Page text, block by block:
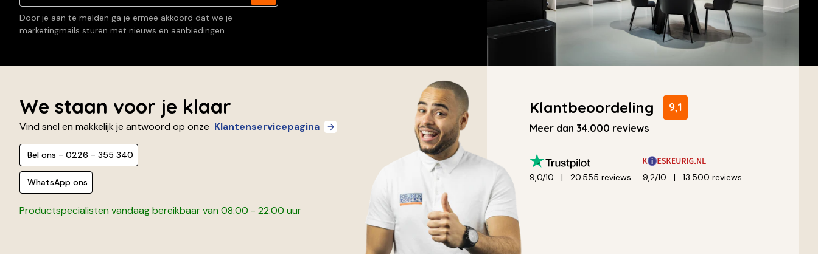
Door je aan te melden ga je ermee akkoord dat we je
marketingmails sturen met nieuws en aanbiedingen.
We staan voor je klaar
Vind snel en makkelijk je antwoord op onze Klantenservicepagina
Bel ons - 0226 - 355 340
WhatsApp ons
Productspecialisten vandaag bereikbaar van 08:00 - 22:00 uur
Klantbeoordeling 9,1
Meer dan 34.000 reviews
9,0/10 20.555 reviews 9,2/10 13.500 reviews